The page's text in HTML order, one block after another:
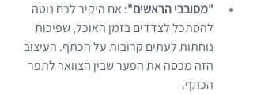
"מסובבי הראשים": אם היקיר לכם נוטה
להסתכל לצדדים בזמן האוכל, שפיכות
נוחתות לעתים קרובות על הכתף. העיצוב
הזה מכסה את הפער שבין הצוואר לתפר
הכתף.